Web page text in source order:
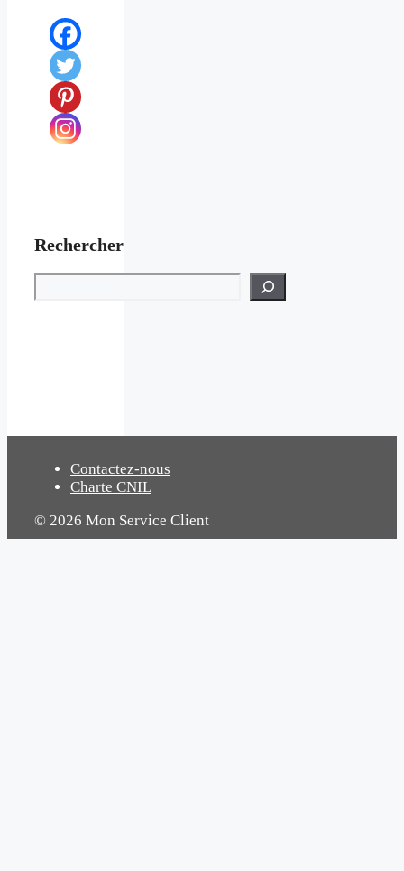
Rechercher
Contactez-nous
Charte CNIL
© 2026 Mon Service Client